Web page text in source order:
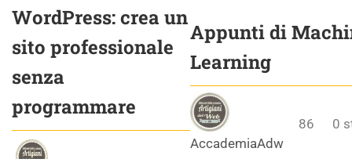
WordPress: crea un
sito professionale
senza
programmare
Appunti di
Learning
AccademiaAdw
86 0